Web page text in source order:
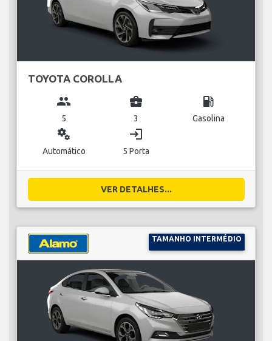
TOYOTA COROLLA
group
5
business_center
3
local_gas_station
Gasolina
miscellaneous_services
Automático
login
5 Porta
VER DETALHES...
TAMANHO INTERMÉDIO